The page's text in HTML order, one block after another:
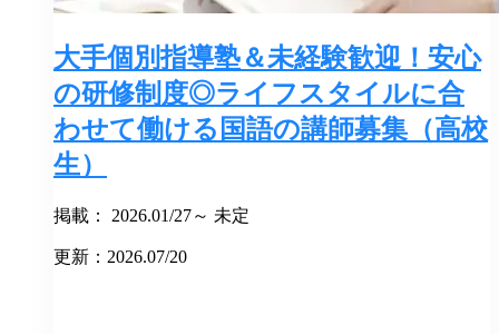
大手個別指導塾＆未経験歓迎！安心
の研修制度◎ライフスタイルに合
わせて働ける国語の講師募集（高校
生）
掲載： 2026.01/27～ 未定
更新：2026.07/20